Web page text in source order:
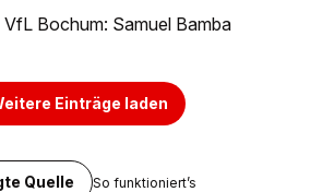
Bochum: Samuel Bamba
Einträge laden
Quelle So funktioniert’s